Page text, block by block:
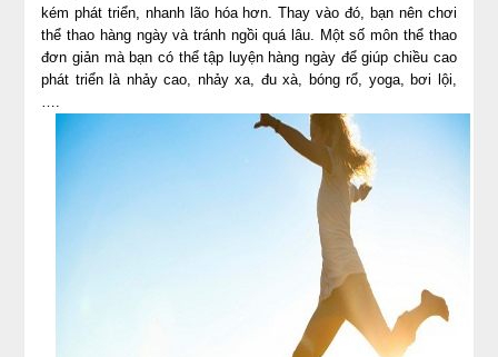
kém phát triển, nhanh lão hóa hơn. Thay vào đó, bạn nên chơi
thể thao hàng ngày và tránh ngồi quá lâu. Một số môn thể thao
đơn giản mà bạn có thể tập luyện hàng ngày để giúp chiều cao
phát triển là nhảy cao, nhảy xa, đu xà, bóng rổ, yoga, bơi lội,